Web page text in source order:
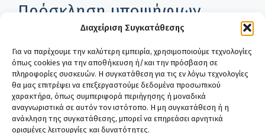
Διαχείριση Συγκατάθεσης
Για να παρέχουμε την καλύτερη εμπειρία, χρησιμοποιούμε τεχνολογίες
όπως cookies για την αποθήκευση ή/και την πρόσβαση σε
πληροφορίες συσκευών. Η συγκατάθεση για τις εν λόγω τεχνολογίες
θα μας επιτρέψει να επεξεργαστούμε δεδομένα προσωπικού
χαρακτήρα, όπως συμπεριφορά περιήγησης ή μοναδικά
αναγνωριστικά σε αυτόν τον ιστότοπο. Η μη συγκατάθεση ή η
ανάκληση της συγκατάθεσης, μπορεί να επηρεάσει αρνητικά
ορισμένες λειτουργίες και δυνατότητες.
Πρόσκληση υποψήφιων
εκπαιδευτικών
Πρωτοβάθμιας και
Δευτεροβάθμιας Εκπαίδευσης
για υποβολή αίτησης-
δήλωσης προτίμησης
περιοχών για πρόσληψη ως